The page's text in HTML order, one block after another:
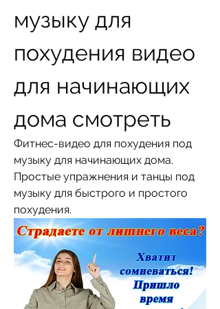
музыку для
похудения видео
для начинающих
дома смотреть
Фитнес-видео для похудения под
музыку для начинающих дома.
Простые упражнения и танцы под
музыку для быстрого и простого
похудения.